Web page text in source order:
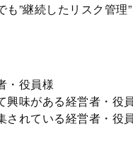
”継続したリスク管
・役員様
興味がある経営者・役
されている経営者・役